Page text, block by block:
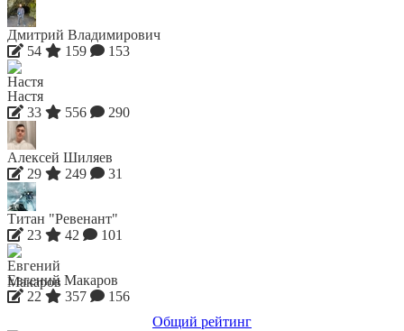
Дмитрий Владимирович
54
159 153
Настя
33
556 290
Алексей Шиляев
29
249 31
Титан "Ревенант"
23
42 101
Евгений Макаров
22
357
156
Общий рейтинг